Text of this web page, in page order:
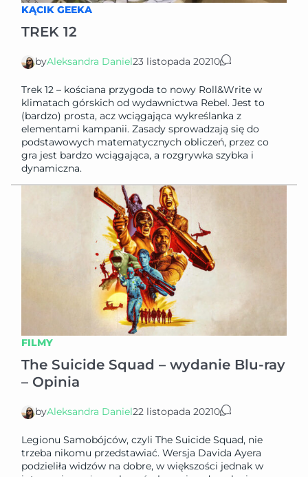
KĄCIK GEEKA
TREK 12
byAleksandra Daniel23 listopada 20210
Trek 12 – kościana przygoda to nowy Roll&Write w
klimatach górskich od wydawnictwa Rebel. Jest to
(bardzo) prosta, acz wciągająca wykreślanka z
elementami kampanii. Zasady sprowadzają się do
podstawowych matematycznych obliczeń, przez co
gra jest bardzo wciągająca, a rozgrywka szybka i
dynamiczna.
FILMY
The Suicide Squad – wydanie Blu-ray
– Opinia
byAleksandra Daniel22 listopada 20210
Legionu Samobójców, czyli The Suicide Squad, nie
trzeba nikomu przedstawiać. Wersja Davida Ayera
podzieliła widzów na dobre, w większości jednak w